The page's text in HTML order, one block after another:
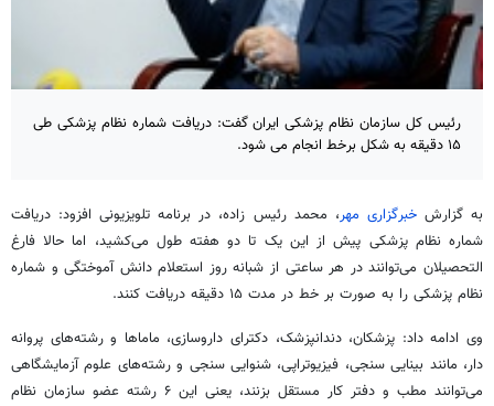
رئیس کل سازمان نظام پزشکی ایران گفت: دریافت شماره نظام پزشکی طی
۱۵ دقیقه به شکل برخط انجام می شود.
به گزارشخبرگزاری مهر، محمد رئیس زاده، در برنامه تلویزیونی افزود: دریافت
شماره نظام پزشکی پیش از این یک تا دو هفته طول می‌کشید، اما حالا فارغ
التحصیلان می‌توانند در هر ساعتی از شبانه روز استعلام دانش آموختگی و شماره
نظام پزشکی را به صورت بر خط در مدت ۱۵ دقیقه دریافت کنند.
وی ادامه داد: پزشکان، دندانپزشک، دکترای داروسازی، ماماها و رشته‌های پروانه
دار، مانند بیناییسنجی، فیزیوتراپی، شنواییسنجی و رشته‌های علوم آزمایشگاهی
می‌توانند مطب و دفتر کار مستقل بزنند، یعنی این ۶ رشته عضو سازمان نظام